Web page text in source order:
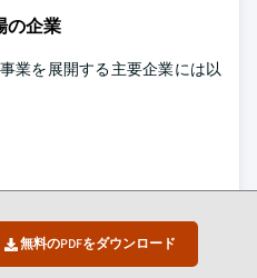
無料のPDFをダウンロード
の企業
業を展開する主要企業には以